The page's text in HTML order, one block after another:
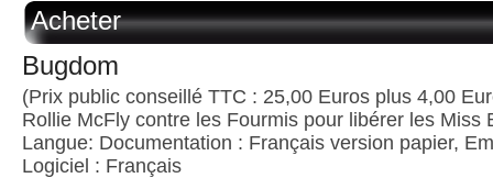
Acheter
Bugdom
(Prix public conseillé TTC : 25,00 Euros plus 4,00
Rollie McFly contre les Fourmis pour libérer les Miss
Langue: Documentation : Français version papier,
Logiciel : Français